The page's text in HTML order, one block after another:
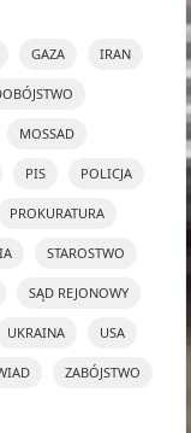
GAZA IRAN
MOSSAD
PIS POLICJA
PROKURATURA
STAROSTWO
SĄD REJONOWY
UKRAINA USA
ZABÓJSTWO